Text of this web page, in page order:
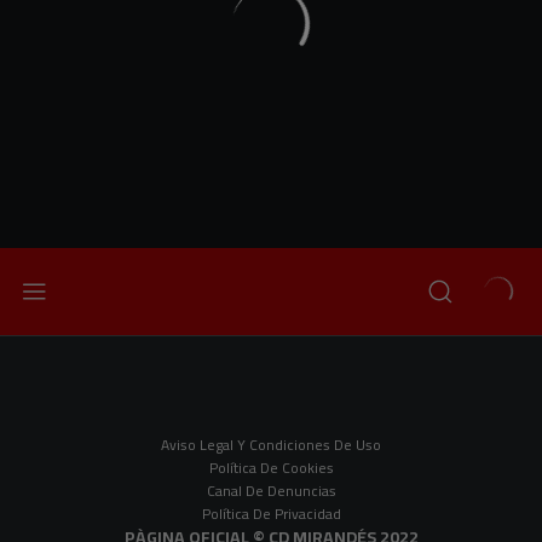
Aviso Legal Y Condiciones De Uso
Política De Cookies
Canal De Denuncias
Política De Privacidad